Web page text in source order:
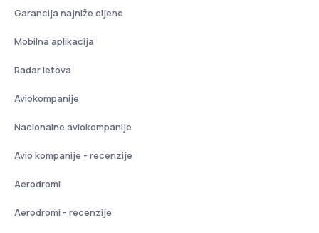
Garancija najniže cijene
Mobilna aplikacija
Radar letova
Aviokompanije
Nacionalne aviokompanije
Avio kompanije - recenzije
Aerodromi
Aerodromi - recenzije